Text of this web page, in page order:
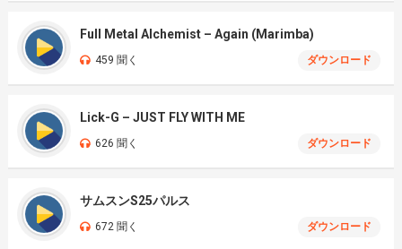
Full Metal Alchemist – Again (Marimba)
459 聞く ダウンロード
Lick-G – JUST FLY WITH ME
626 聞く ダウンロード
サムスンS25パルス
672 聞く ダウンロード